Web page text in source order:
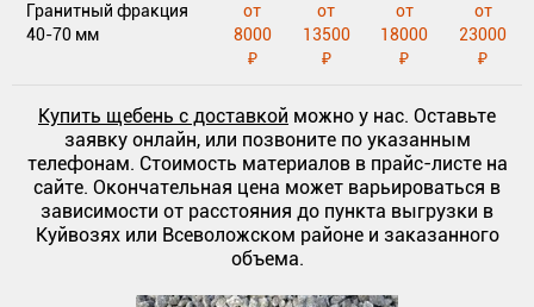
Гранитный фракция
40-70 мм
от
8000
₽
от
13500
₽
от
18000
₽
от
23000
₽
Купить щебень с доставкой можно у нас. Оставьте
заявку онлайн, или позвоните по указанным
телефонам. Стоимость материалов в прайс-листе на
сайте. Окончательная цена может варьироваться в
зависимости от расстояния до пункта выгрузки в
Куйвозях или Всеволожском районе и заказанного
объема.